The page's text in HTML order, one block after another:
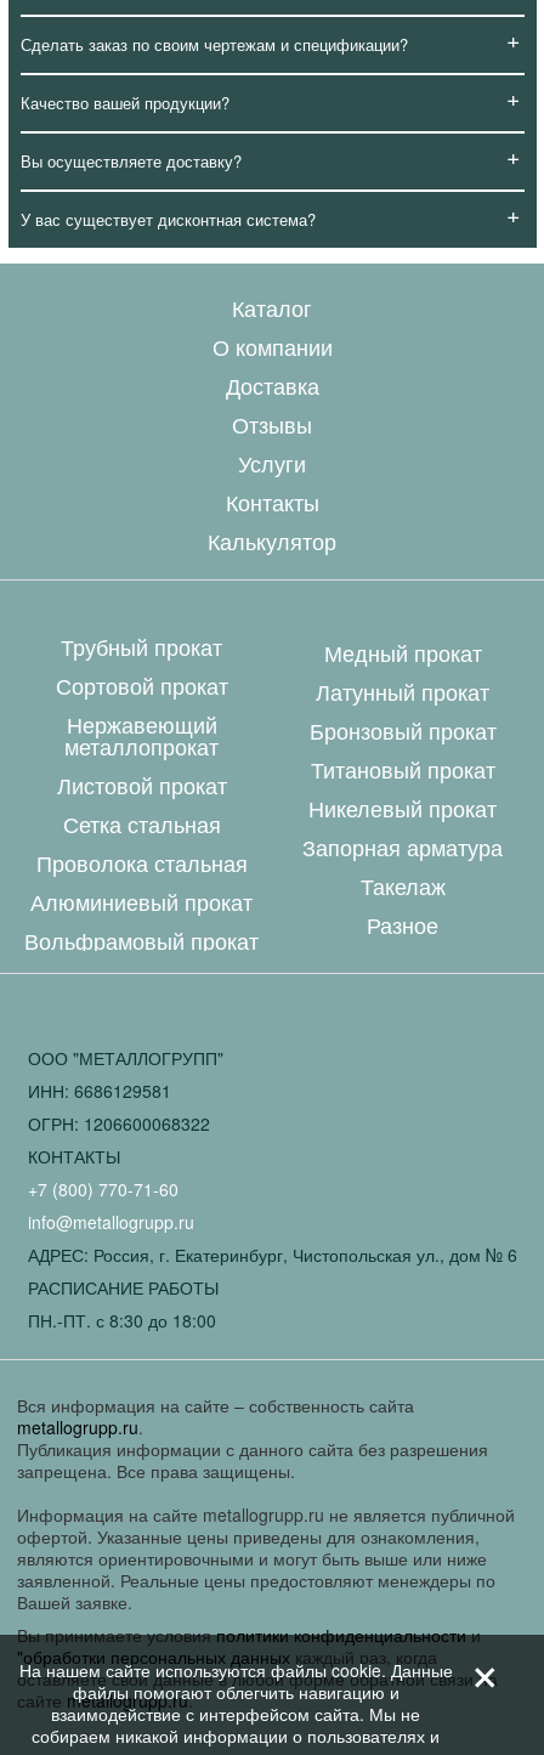
+
Сделать заказ по своим чертежам и спецификации?
+
Качество вашей продукции?
+
Вы осуществляете доставку?
+
У вас существует дисконтная система?
Каталог
О компании
Доставка
Отзывы
Услуги
Контакты
Калькулятор
Трубный прокат
Сортовой прокат
Нержавеющий
металлопрокат
Листовой прокат
Сетка стальная
Проволока стальная
Алюминиевый прокат
Вольфрамовый прокат
Медный прокат
Латунный прокат
Бронзовый прокат
Титановый прокат
Никелевый прокат
Запорная арматура
Такелаж
Разное
ООО "МЕТАЛЛОГРУПП"
ИНН: 6686129581
ОГРН: 1206600068322
КОНТАКТЫ
+7 (800) 770-71-60
info@metallogrupp.ru
АДРЕС: Россия, г. Екатеринбург, Чистопольская ул., дом № 6
РАСПИСАНИЕ РАБОТЫ
ПН.-ПТ. с 8:30 до 18:00
Вся информация на сайте – собственность сайта
metallogrupp.ru.
Публикация информации с данного сайта без разрешения
запрещена. Все права защищены.
Информация на сайте metallogrupp.ru не является публичной
офертой. Указанные цены приведены для ознакомления,
являются ориентировочными и могут быть выше или ниже
заявленной. Реальные цены предостовляют менеждеры по
Вашей заявке.
Вы принимаете условияполитики конфиденциальностии
"обработки персональных данных каждый раз, когда
оставляете свои данные в любой форме обратной связи на
сайте metallogrupp.ru.
На нашем сайте используются файлы cookie. Данные
файлы помогают облегчить навигацию и
взаимодействие с интерфейсом сайта. Мы не
собираем никакой информации о пользователях и
+